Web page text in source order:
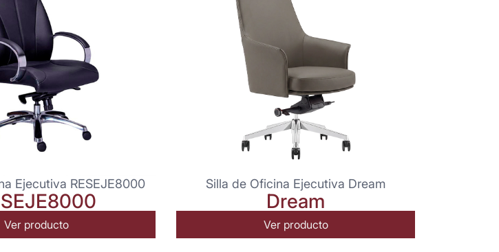
Ejecutiva RESEJE8000
Ver producto
Silla de Oficina Ejecutiva Dream
Dream
Ver producto